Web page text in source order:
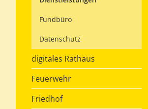
Fundbüro
Datenschutz
digitales Rathaus
Feuerwehr
Friedhof